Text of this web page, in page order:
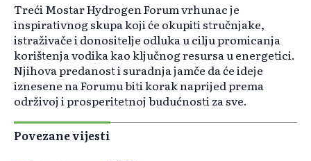
Treći Mostar Hydrogen Forum vrhunac je
inspirativnog skupa koji će okupiti stručnjake,
istraživače i donositelje odluka u cilju promicanja
korištenja vodika kao ključnog resursa u energetici.
Njihova predanost i suradnja jamče da će ideje
iznesene na Forumu biti korak naprijed prema
održivoj i prosperitetnoj budućnosti za sve.
Povezane vijesti